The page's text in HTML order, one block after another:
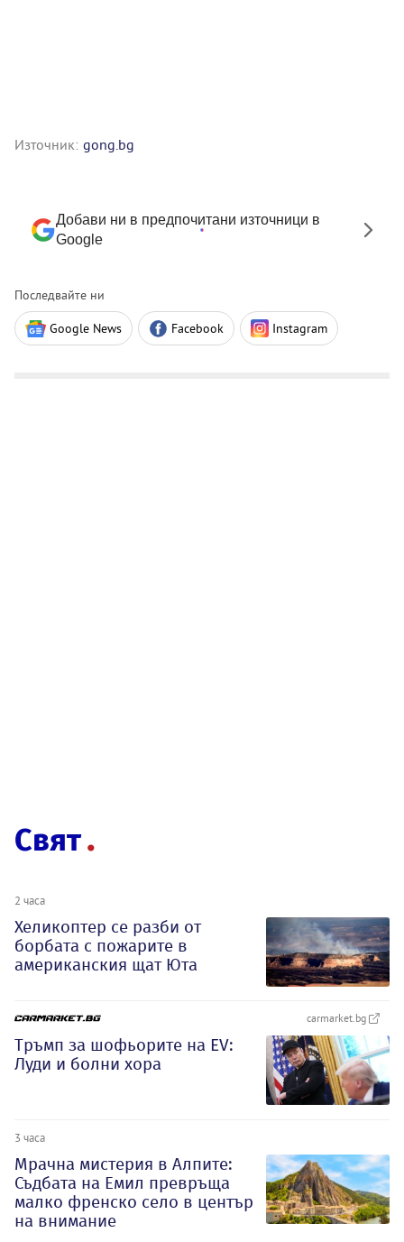
Източник: gong.bg
Добави ни в предпочитани източници в
Google
Последвайте ни
Google News Facebook Instagram
Свят
2 часа
Хеликоптер се разби от
борбата с пожарите в
американския щат Юта
carmarket.bg
Тръмп за шофьорите на EV:
Луди и болни хора
3 часа
Мрачна мистерия в Алпите:
Съдбата на Емил превръща
малко френско село в център
на внимание